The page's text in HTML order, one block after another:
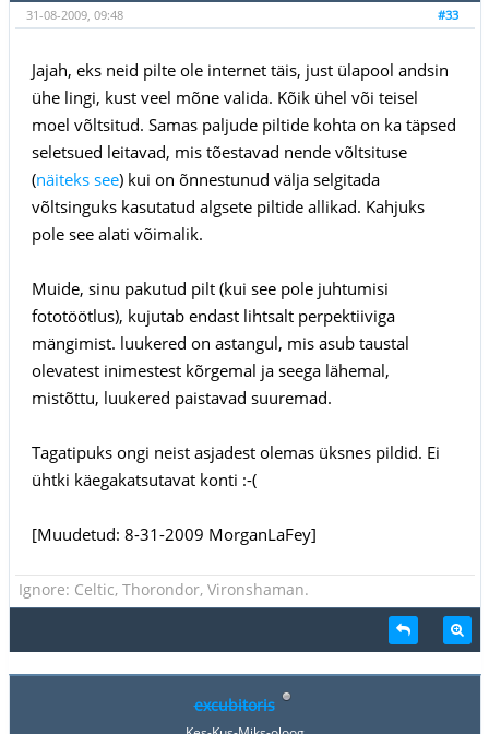
#33
31-08-2009, 09:48
Jajah, eks neid pilte ole internet täis, just ülapool andsin
ühe lingi, kust veel mõne valida. Kõik ühel või teisel
moel võltsitud. Samas paljude piltide kohta on ka täpsed
seletsued leitavad, mis tõestavad nende võltsituse
(näiteks see) kui on õnnestunud välja selgitada
võltsinguks kasutatud algsete piltide allikad. Kahjuks
pole see alati võimalik.
Muide, sinu pakutud pilt (kui see pole juhtumisi
fototöötlus), kujutab endast lihtsalt perpektiiviga
mängimist. luukered on astangul, mis asub taustal
olevatest inimestest kõrgemal ja seega lähemal,
mistõttu, luukered paistavad suuremad.
Tagatipuks ongi neist asjadest olemas üksnes pildid. Ei
ühtki käegakatsutavat konti :-(
[Muudetud: 8-31-2009 MorganLaFey]
Ignore: Celtic, Thorondor, Vironshaman.
excubitoris